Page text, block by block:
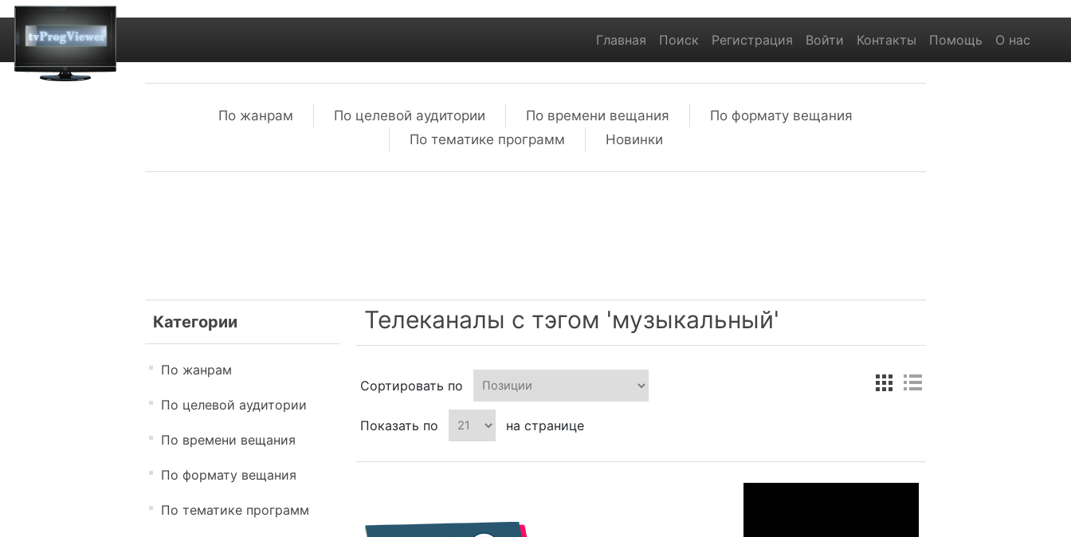
Главная Поиск Регистрация Войти Контакты Помощь О нас
По жанрам По целевой аудитории По времени вещания
По формату вещания
По тематике программ
Новинки
Категории
По жанрам
По целевой аудитории
По времени вещания
По формату вещания
По тематике программ
Телеканалы с тэгом 'музыкальный'
Сортировать по
Показать по на странице